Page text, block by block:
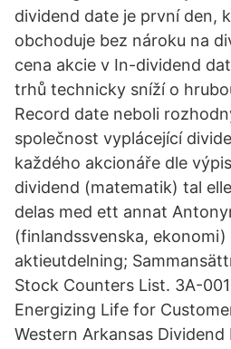
dividend date je první den,
obchoduje bez nároku na
cena akcie v In-dividend
trhů technicky sníží o
Record date neboli
společnost vyplácející
každého akcionáře dle
dividend (matematik) tal
delas med ett annat
(finlandssvenska,
aktieutdelning;
Stock Counters List. 3A-
Energizing Life for
Western Arkansas